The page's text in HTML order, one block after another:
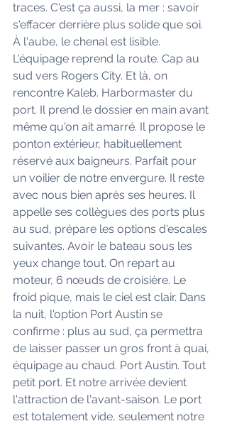
traces. C'est ça aussi, la mer : savoir
s'effacer derrière plus solide que soi.
À l'aube, le chenal est lisible.
L'équipage reprend la route. Cap au
sud vers Rogers City. Et là, on
rencontre Kaleb. Harbormaster du
port. Il prend le dossier en main avant
même qu'on ait amarré. Il propose le
ponton extérieur, habituellement
réservé aux baigneurs. Parfait pour
un voilier de notre envergure. Il reste
avec nous bien après ses heures. Il
appelle ses collègues des ports plus
au sud, prépare les options d'escales
suivantes. Avoir le bateau sous les
yeux change tout. On repart au
moteur, 6 nœuds de croisière. Le
froid pique, mais le ciel est clair. Dans
la nuit, l'option Port Austin se
confirme : plus au sud, ça permettra
de laisser passer un gros front à quai,
équipage au chaud. Port Austin. Tout
petit port. Et notre arrivée devient
l'attraction de l'avant-saison. Le port
est totalement vide, seulement notre